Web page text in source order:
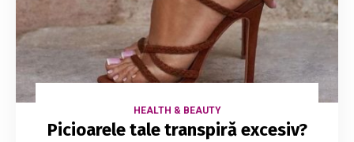
HEALTH & BEAUTY
Picioarele tale transpiră excesiv?